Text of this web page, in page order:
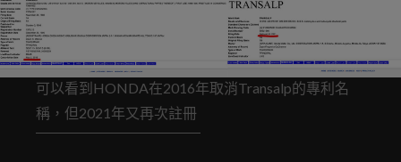
可以看到HONDA在2016年取消Transalp的專利名
稱，但2021年又再次註冊